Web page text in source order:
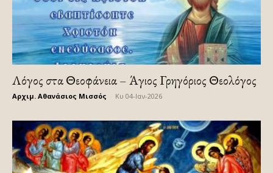
Λόγος στα Θεοφάνεια – Άγιος Γρηγόριος Θεολόγος
Αρχιμ. Αθανάσιος Μισσός Κυ 04-Ιαν-2026